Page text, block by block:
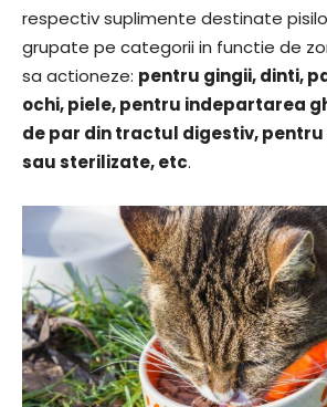
respectiv suplimente destinate
grupate pe categorii in functie de
sa actioneze: pentru gingii, dinti,
ochi, piele, pentru indepartarea
de par din tractul digestiv,
sau sterilizate, etc.